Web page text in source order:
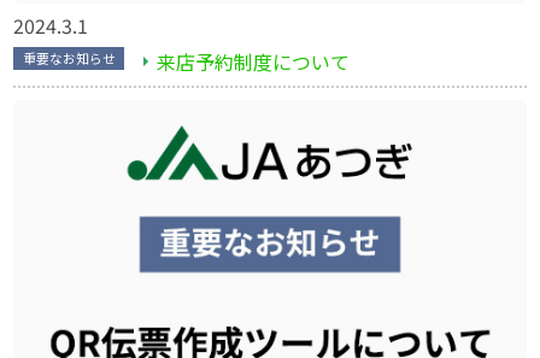
2024.3.1
重要なお知らせ 来店予約制度について